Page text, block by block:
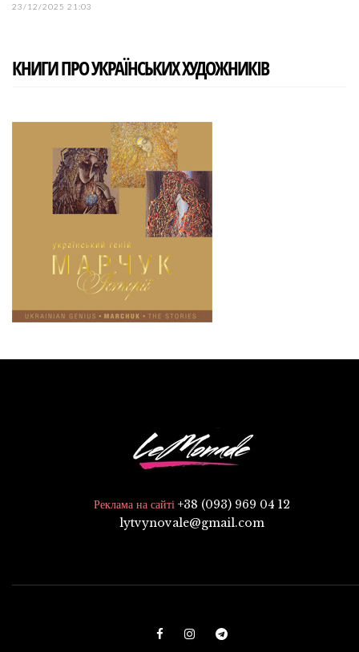
23/12/2025 21:03
КНИГИ ПРО УКРАЇНСЬКИХ ХУДОЖНИКІВ
Реклама на сайті +38 (093) 969 04 12
lytvynovale@gmail.com